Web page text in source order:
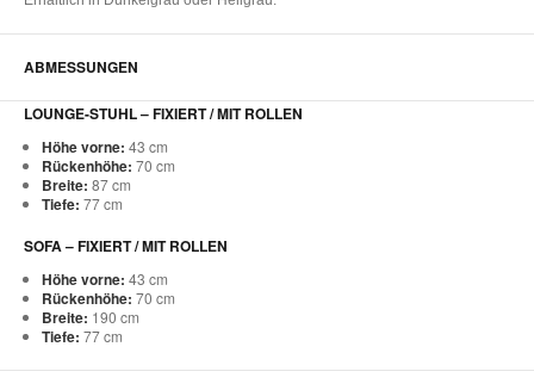
ABMESSUNGEN
LOUNGE-STUHL – FIXIERT / MIT ROLLEN
Höhe vorne: 43 cm
Rückenhöhe: 70 cm
Breite: 87 cm
Tiefe: 77 cm
SOFA – FIXIERT / MIT ROLLEN
Höhe vorne: 43 cm
Rückenhöhe: 70 cm
Breite: 190 cm
Tiefe: 77 cm